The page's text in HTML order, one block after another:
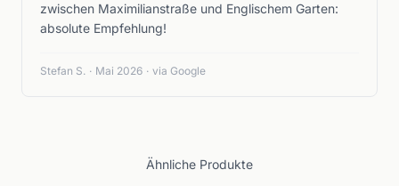
zwischen Maximilianstraße und Englischem Garten:
absolute Empfehlung!
Stefan S. · Mai 2026 · via Google
Ähnliche Produkte